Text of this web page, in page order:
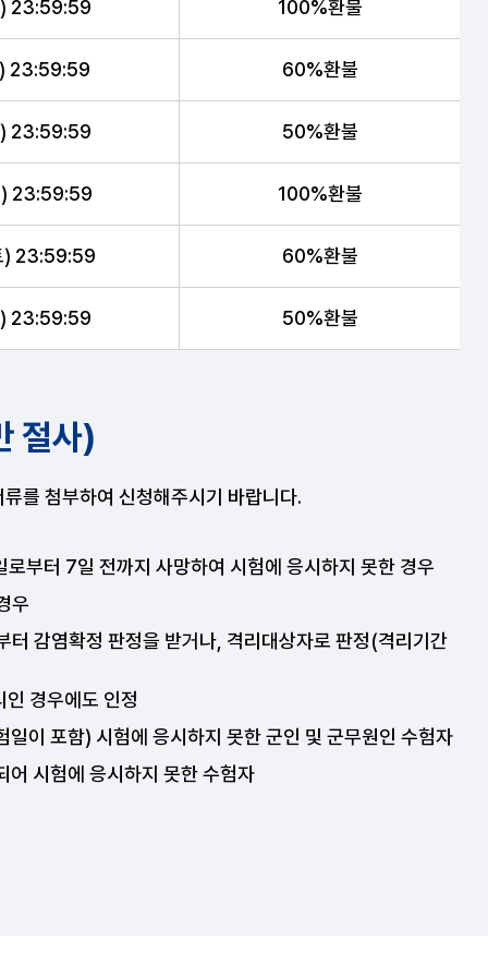
23:59:59 100%환불
23:59:59 60%환불
23:59:59 50%환불
23:59:59 100%환불
) 23:59:59 60%환불
23:59:59 50%환불
절사)
를 첨부하여 신청해주시기 바랍니다.
로부터 7일 전까지 사망하여 시험에 응시하지 못한 경우
우
감염확정 판정을 받거나, 격리대상자로 판정(격리기간
경우에도 인정
이 포함) 시험에 응시하지 못한 군인 및 군무원인 수험자
어 시험에 응시하지 못한 수험자